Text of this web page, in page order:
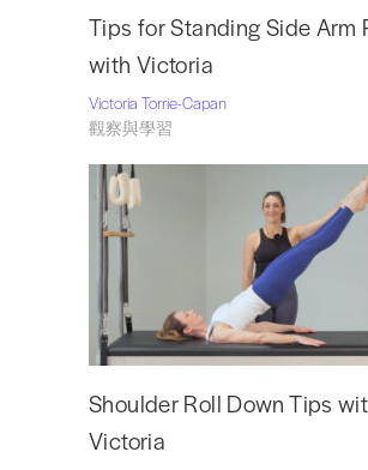
Tips for Standing Side Arm
with Victoria
Victoria Torrie-Capan
觀察與學習
Shoulder Roll Down Tips
Victoria